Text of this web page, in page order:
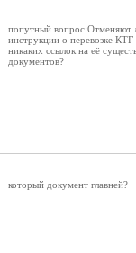
попутный вопрос:Отменяют
инструкции о перевозке
никаких ссылок на её
документов?
который документ главней?